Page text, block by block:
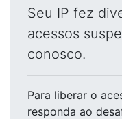
Seu IP fez
acessos
conosco.
Para liberar o
responda ao